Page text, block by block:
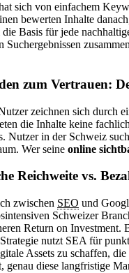
sich von einfachem
bewerten Inhalte
Basis für jede
Suchergebnissen
zum Vertrauen:
zeichnen sich durch
die Inhalte keine
Nutzer in der Schweiz
Wer seine online
Reichweite vs.
zwischen SEO und
Schweizer
Return on Investment.
nutzt SEA für
Assets zu schaffen,
genau diese langfristige